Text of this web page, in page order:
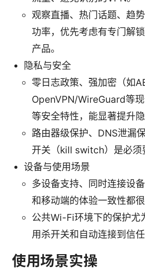
观察直播、热门话题、趋
功率，优先考虑有专门解
产品。
隐私与安全
零日志政策、强加密（如
OpenVPN/WireGuard等
等安全特性，能显著提升隐
路由器级保护、DNS泄漏
开关（kill switch）是必须
设备与使用场景
多设备支持、同时连接设
和移动端的体验一致性都很
公共Wi-Fi环境下的保护尤
用杀开关和自动连接到信任
使用场景实操